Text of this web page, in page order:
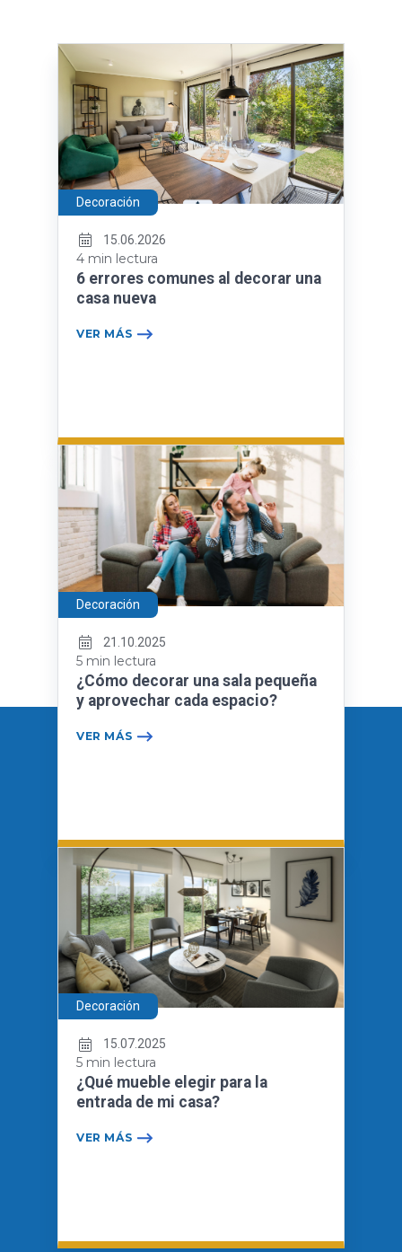
Decoración
15.06.2026
4 min lectura
6 errores comunes al decorar una
casa nueva
VER MÁS
Decoración
21.10.2025
5 min lectura
¿Cómo decorar una sala pequeña
y aprovechar cada espacio?
VER MÁS
Decoración
15.07.2025
5 min lectura
¿Qué mueble elegir para la
entrada de mi casa?
VER MÁS